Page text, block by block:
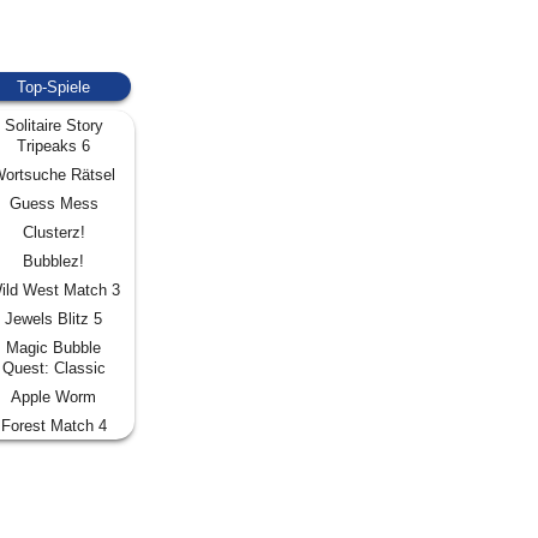
Top-Spiele
Solitaire Story
Tripeaks 6
Rätsel
Guess Mess
Clusterz!
Bubblez!
West Match 3
Jewels Blitz 5
Magic Bubble
Quest: Classic
Apple Worm
Forest Match 4